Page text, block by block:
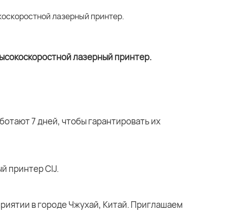
7 дней, чтобы гарантировать их
принтер CIJ.
в городе Чжухай, Китай. Приглашаем